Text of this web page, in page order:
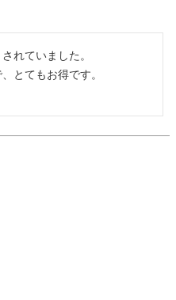
れていました。
とてもお得です。